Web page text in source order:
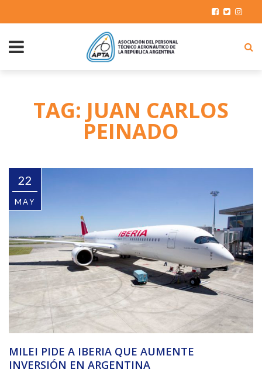
TAG: JUAN CARLOS
PEINADO
22
MAY
MILEI PIDE A IBERIA QUE AUMENTE
INVERSIÓN EN ARGENTINA